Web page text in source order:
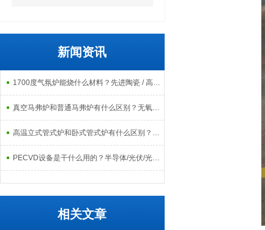
新闻资讯
1700度气氛炉能烧什么材料？先进陶瓷 / 高温合金 / 特种粉体应用全梳理
真空马弗炉和普通马弗炉有什么区别？无氧环境下工艺效果有何不同？
高温立式管式炉和卧式管式炉有什么区别？不同工艺场景适配对比
PECVD设备是干什么用的？半导体/光伏/光学镀膜核心应用场景详解
相关文章